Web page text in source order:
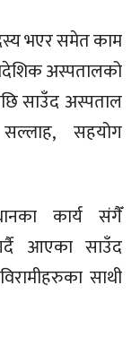
भएर समेत काम
अस्पतालको
साउँद अस्पताल
सहयोग
कार्य संगैँ
आएका साउँद
साथी